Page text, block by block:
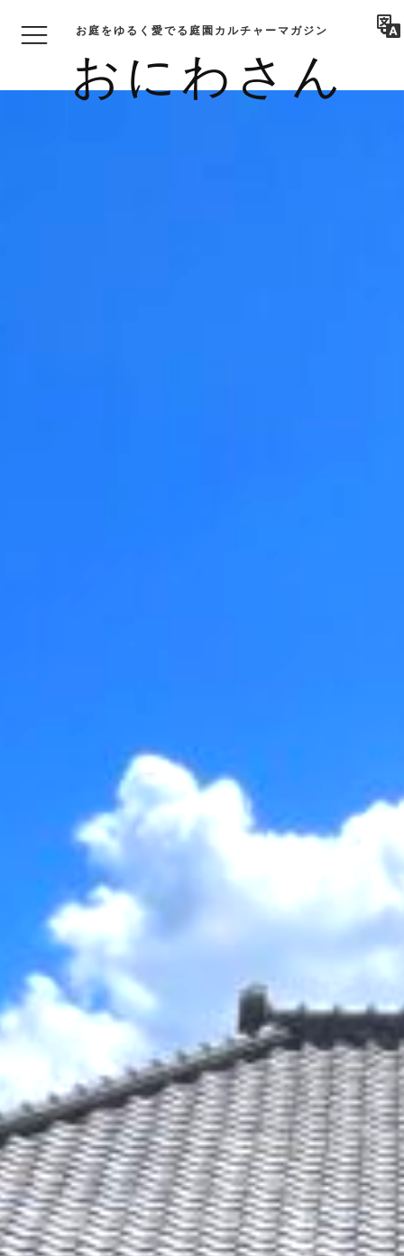
おにわさん
お庭をゆるく愛でる庭園カルチャーマガジン